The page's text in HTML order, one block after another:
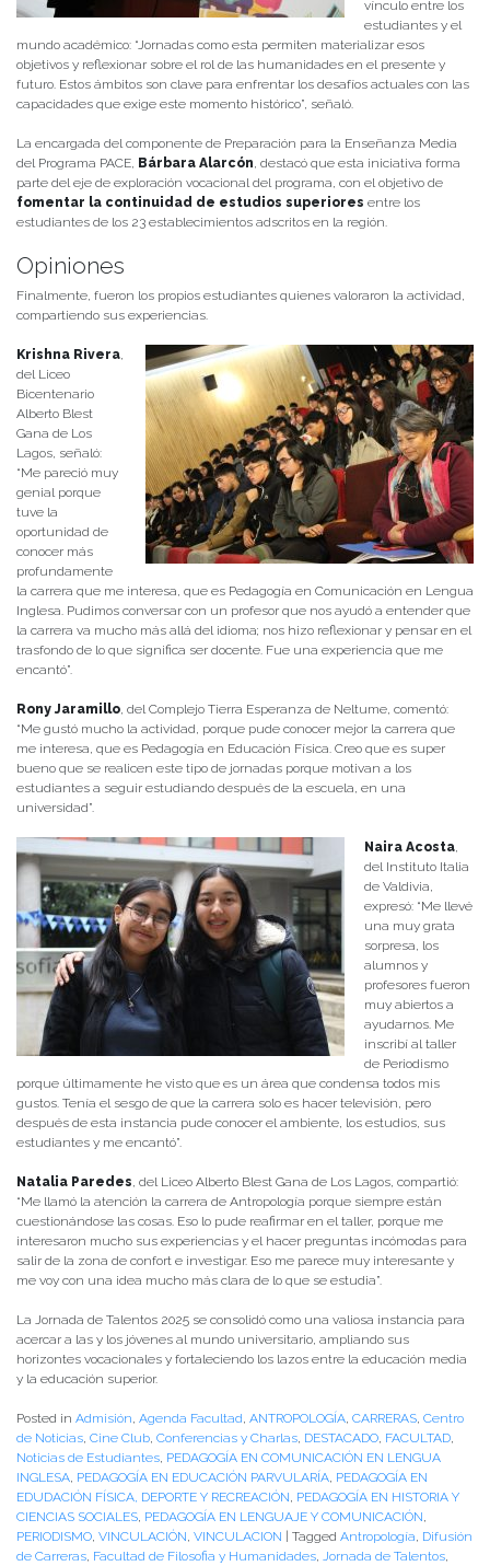
vínculo entre los
estudiantes y el
mundo académico: “Jornadas como esta permiten materializar esos
objetivos y reflexionar sobre el rol de las humanidades en el presente y
futuro. Estos ámbitos son clave para enfrentar los desafíos actuales con las
capacidades que exige este momento histórico”, señaló.
La encargada del componente de Preparación para la Enseñanza Media
del Programa PACE, Bárbara Alarcón, destacó que esta iniciativa forma
parte del eje de exploración vocacional del programa, con el objetivo de
fomentar la continuidad de estudios superiores entre los
estudiantes de los 23 establecimientos adscritos en la región.
Opiniones
Finalmente, fueron los propios estudiantes quienes valoraron la actividad,
compartiendo sus experiencias.
Krishna Rivera,
del Liceo
Bicentenario
Alberto Blest
Gana de Los
Lagos, señaló:
“Me pareció muy
genial porque
tuve la
oportunidad de
conocer más
profundamente
la carrera que me interesa, que es Pedagogía en Comunicación en Lengua
Inglesa. Pudimos conversar con un profesor que nos ayudó a entender que
la carrera va mucho más allá del idioma; nos hizo reflexionar y pensar en el
trasfondo de lo que significa ser docente. Fue una experiencia que me
encantó”.
Rony Jaramillo, del Complejo Tierra Esperanza de Neltume, comentó:
“Me gustó mucho la actividad, porque pude conocer mejor la carrera que
me interesa, que es Pedagogía en Educación Física. Creo que es super
bueno que se realicen este tipo de jornadas porque motivan a los
estudiantes a seguir estudiando después de la escuela, en una
universidad”.
Naira Acosta,
del Instituto Italia
de Valdivia,
expresó: “Me llevé
una muy grata
sorpresa, los
alumnos y
profesores fueron
muy abiertos a
ayudarnos. Me
inscribí al taller
de Periodismo
porque últimamente he visto que es un área que condensa todos mis
gustos. Tenía el sesgo de que la carrera solo es hacer televisión, pero
después de esta instancia pude conocer el ambiente, los estudios, sus
estudiantes y me encantó”.
Natalia Paredes, del Liceo Alberto Blest Gana de Los Lagos, compartió:
“Me llamó la atención la carrera de Antropología porque siempre están
cuestionándose las cosas. Eso lo pude reafirmar en el taller, porque me
interesaron mucho sus experiencias y el hacer preguntas incómodas para
salir de la zona de confort e investigar. Eso me parece muy interesante y
me voy con una idea mucho más clara de lo que se estudia”.
La Jornada de Talentos 2025 se consolidó como una valiosa instancia para
acercar a las y los jóvenes al mundo universitario, ampliando sus
horizontes vocacionales y fortaleciendo los lazos entre la educación media
y la educación superior.
Posted in Admisión, Agenda Facultad, ANTROPOLOGÍA, CARRERAS, Centro
de Noticias, Cine Club, Conferencias y Charlas, DESTACADO, FACULTAD,
Noticias de Estudiantes, PEDAGOGÍA EN COMUNICACIÓN EN LENGUA
INGLESA, PEDAGOGÍA EN EDUCACIÓN PARVULARÍA, PEDAGOGÍA EN
EDUDACIÓN FÍSICA, DEPORTE Y RECREACIÓN, PEDAGOGÍA EN HISTORIA Y
CIENCIAS SOCIALES, PEDAGOGÍA EN LENGUAJE Y COMUNICACIÓN,
PERIODISMO, VINCULACIÓN, VINCULACION Tagged Antropología, Difusión
de Carreras, Facultad de Filosofia y Humanidades, Jornada de Talentos,